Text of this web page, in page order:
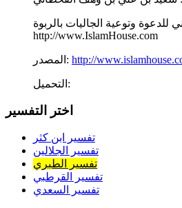
للدعوة وتوعية الجاليات بالربوة
http://www.IslamHouse.com
المصدر: http://
التحميل:
اختر التفسير
تفسير ابن كثر
تفسير الجلالين
تفسير الطبري
تفسير القرطبي
تفسير السعدي